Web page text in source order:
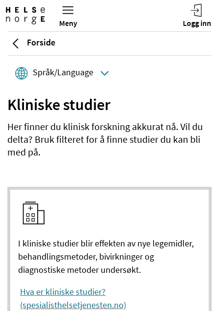
Forside
Språk/Language
Kliniske studier
Her finner du klinisk forskning akkurat nå. Vil du
delta? Bruk filteret for å finne studier du kan bli
med på.
I kliniske studier blir effekten av nye legemidler,
behandlingsmetoder, bivirkninger og
diagnostiske metoder undersøkt.
Hva er kliniske studier?
(spesialisthelsetjenesten.no)